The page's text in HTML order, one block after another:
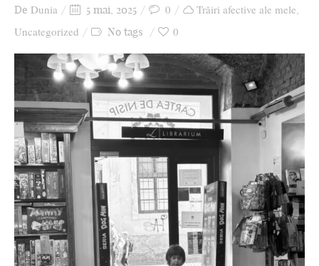
De Dunia 5 mai, 2025 0 Trăiri afective ale mele
Uncategorized No tags 0